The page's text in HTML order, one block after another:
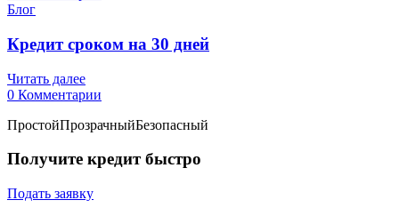
Блог
Кредит сроком на 30 дней
Читать далее
0 Комментарии
ПростойПрозрачныйБезопасный
Получите кредит быстро
Подать заявку